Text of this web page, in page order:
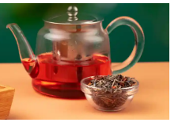
mletou kávu.